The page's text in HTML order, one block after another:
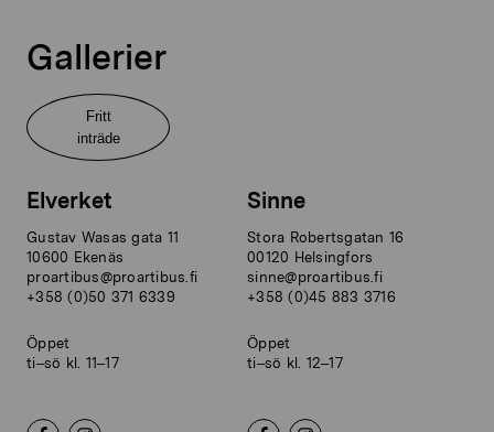
Gallerier
Fritt
inträde
Elverket
Gustav Wasas gata 11
10600 Ekenäs
proartibus@proartibus.fi
+358 (0)50 371 6339
Öppet
ti–sö kl. 11–17
Sinne
Stora Robertsgatan 16
00120 Helsingfors
sinne@proartibus.fi
+358 (0)45 883 3716
Öppet
ti–sö kl. 12–17